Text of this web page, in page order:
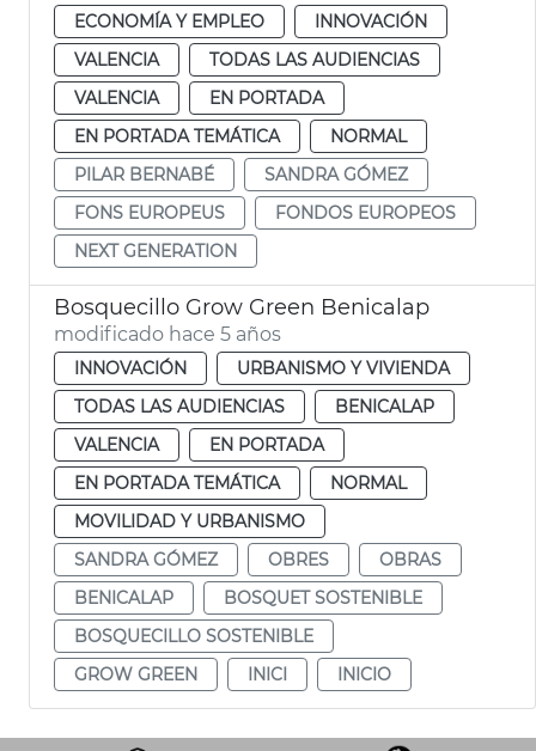
ECONOMÍA Y EMPLEO
INNOVACIÓN
VALENCIA
TODAS LAS AUDIENCIAS
VALENCIA
EN PORTADA
EN PORTADA TEMÁTICA
NORMAL
PILAR BERNABÉ
SANDRA GÓMEZ
FONS EUROPEUS
FONDOS EUROPEOS
NEXT GENERATION
Bosquecillo Grow Green Benicalap
modificado hace 5 años
INNOVACIÓN
URBANISMO Y VIVIENDA
TODAS LAS AUDIENCIAS
BENICALAP
VALENCIA
EN PORTADA
EN PORTADA TEMÁTICA
NORMAL
MOVILIDAD Y URBANISMO
SANDRA GÓMEZ
OBRES
OBRAS
BENICALAP
BOSQUET SOSTENIBLE
BOSQUECILLO SOSTENIBLE
GROW GREEN
INICI INICIO